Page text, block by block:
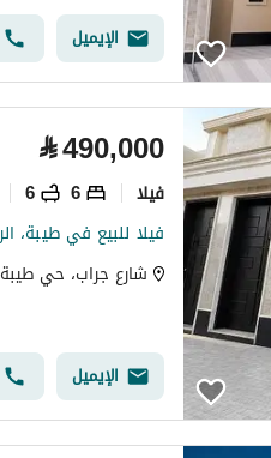
الإيميل
⃁490,000
فیلا 6
6
فيلا للبيع في طيبة،
شارع جراب، حي
الإيميل